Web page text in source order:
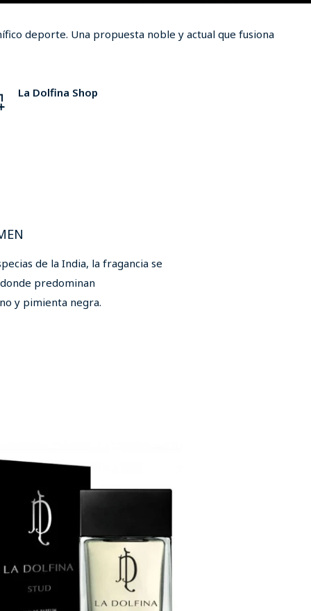
deporte. Una propuesta noble y actual que fusiona
La Dolfina Shop
de la India, la fragancia se
predominan
y pimienta negra.